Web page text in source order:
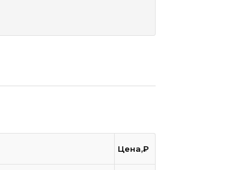
Цена,₽